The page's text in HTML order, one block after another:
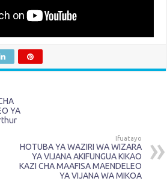
YA
Ifuatayo
HOTUBA YA WAZIRI WA WIZARA
YA VIJANA AKIFUNGUA KIKAO
KAZI CHA MAAFISA MAENDELEO
YA VIJANA WA MIKOA